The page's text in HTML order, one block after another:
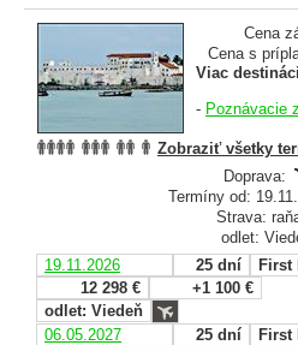
Cena
Cena s
Viac
- Poznávacie
Zobraziť všetky
Doprava:
Termíny od:
Strava:
odlet:
19.11.2026
25 dní
First
12 298 €
+1 100 €
odlet: Viedeň
06.05.2027
25 dní
First